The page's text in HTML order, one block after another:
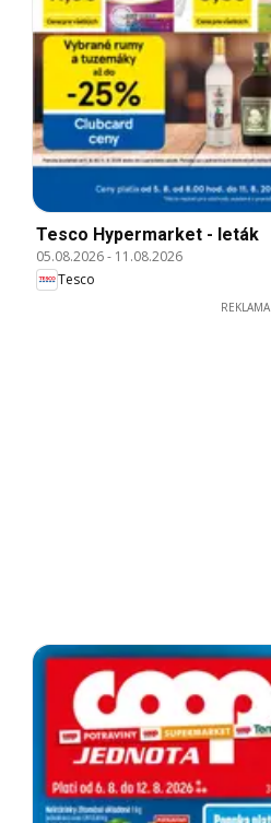
Tesco Hypermarket - leták
05.08.2026- 11.08.2026
Tesco
REKLAMA